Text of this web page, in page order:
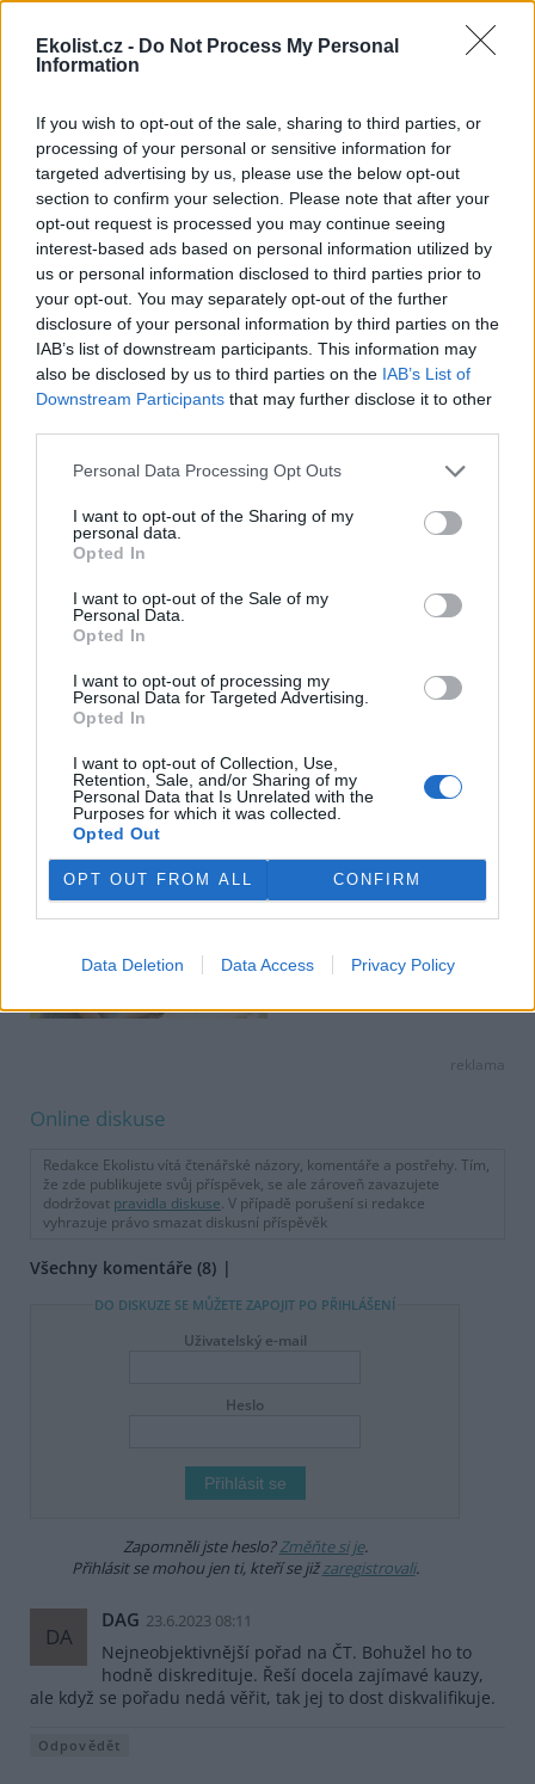
Ekolist.cz - Do Not Process My Personal
Information
If you wish to opt-out of the sale, sharing to third parties, or
processing of your personal or sensitive information for
targeted advertising by us, please use the below opt-out
section to confirm your selection. Please note that after your
opt-out request is processed you may continue seeing
interest-based ads based on personal information utilized by
us or personal information disclosed to third parties prior to
your opt-out. You may separately opt-out of the further
disclosure of your personal information by third parties on the
IAB’s list of downstream participants. This information may
also be disclosed by us to third parties on the IAB’s List of
Downstream Participants that may further disclose it to other
Personal Data Processing Opt Outs
I want to opt-out of the Sharing of my
personal data.
Opted In
I want to opt-out of the Sale of my
Personal Data.
Opted In
I want to opt-out of processing my
Personal Data for Targeted Advertising.
Opted In
I want to opt-out of Collection, Use,
Retention, Sale, and/or Sharing of my
Personal Data that Is Unrelated with the
Purposes for which it was collected.
Opted Out
OPT OUT FROM ALL CONFIRM
Data Deletion Data Access Privacy Policy
BEZK využívá agenturní zpravodajství ČTK, která si vyhrazuje
je výslovně zakázáno bez předchozího písemného souhlasu ze
strany ČTK.
Větvička
botanika, jenž se proslavil na
Madagaskaru a Mauriciu
Držitelé Vavrouškovy ceny
založili nadační fond, jeho
reklama
Online diskuse
Redakce Ekolistu vítá čtenářské názory, komentáře a postřehy. Tím,
že zde publikujete svůj příspěvek, se ale zároveň zavazujete
dodržovat pravidla diskuse. V případě porušení si redakce
vyhrazuje právo smazat diskusní příspěvěk
Všechny komentáře (8)
DO DISKUZE SE MŮŽETE ZAPOJIT PO PŘIHLÁŠENÍ
Uživatelský e-mail
Heslo
Zapomněli jste heslo?Změňte si je.
Přihlásit se mohou jen ti, kteří se jižzaregistrovali.
DA
DAG 23.6.2023 08:11
Nejneobjektivnější pořad na ČT. Bohužel ho to
hodně diskredituje. Řeší docela zajímavé kauzy,
ale když se pořadu nedá věřit, tak jej to dost diskvalifikuje.
Odpovědět